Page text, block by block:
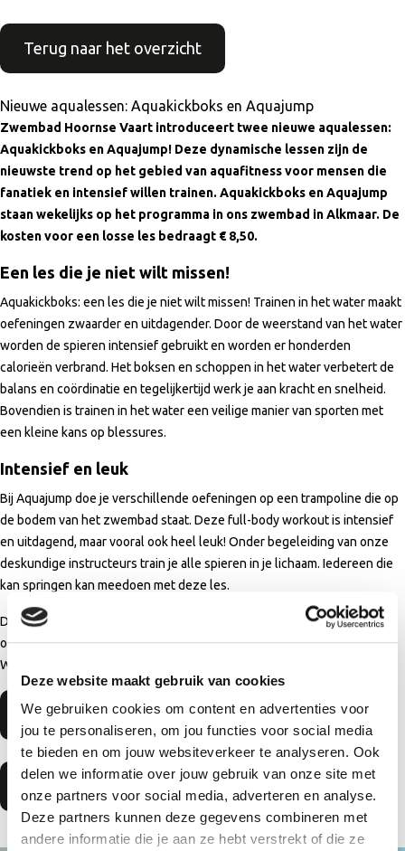
Deze website maakt gebruik van cookies
We gebruiken cookies om content en advertenties voor
jou te personaliseren, om jou functies voor social media
te bieden en om jouw websiteverkeer te analyseren. Ook
delen we informatie over jouw gebruik van onze site met
onze partners voor social media, adverteren en analyse.
Deze partners kunnen deze gegevens combineren met
andere informatie die je aan ze hebt verstrekt of die ze
Terug naar het overzicht
Nieuwe aqualessen: Aquakickboks en Aquajump
Zwembad Hoornse Vaart introduceert twee nieuwe aqualessen:
Aquakickboks en Aquajump! Deze dynamische lessen zijn de
nieuwste trend op het gebied van aquafitness voor mensen die
fanatiek en intensief willen trainen. Aquakickboks en Aquajump
staan wekelijks op het programma in ons zwembad in Alkmaar. De
kosten voor een losse les bedraagt € 8,50.
Een les die je niet wilt missen!
Aquakickboks: een les die je niet wilt missen! Trainen in het water maakt
oefeningen zwaarder en uitdagender. Door de weerstand van het water
worden de spieren intensief gebruikt en worden er honderden
calorieën verbrand. Het boksen en schoppen in het water verbetert de
balans en coördinatie en tegelijkertijd werk je aan kracht en snelheid.
Bovendien is trainen in het water een veilige manier van sporten met
een kleine kans op blessures.
Intensief en leuk
Bij Aquajump doe je verschillende oefeningen op een trampoline die op
de bodem van het zwembad staat. Deze full-body workout is intensief
en uitdagend, maar vooral ook heel leuk! Onder begeleiding van onze
deskundige instructeurs train je alle spieren in je lichaam. Iedereen die
kan springen kan meedoen met deze les.
De kosten voor een losse les bedraagt € 8,50. Meer informatie over
onze aquasporten is te vinden opwww.hoornsevaart.nl/aquasporten.
Wacht niet langer en kom ook meedoen met onze nieuwe aqualessen!
Meer informatie Aquakickboks
Meer informatie Aquajump